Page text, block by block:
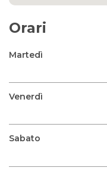
Orari
Martedì
Venerdì
Sabato